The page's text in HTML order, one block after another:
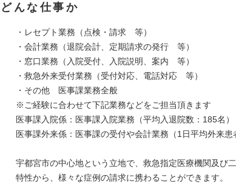
どんな仕事か
・レセプト業務（点検・請求 等）
・会計業務（退院会計、定期請求の発行 等）
・窓口業務（入院受付、入院説明、案内 等）
・救急外来受付業務（受付対応、電話対応 等）
・その他 医事課業務全般
※ご経験に合わせて下記業務などをご担当頂きます
医事課入院係：医事課入院業務（平均入退院数：185名）
医事課外来係：医事課の受付や会計業務（1日平均外来患
宇都宮市の中心地という立地で、救急指定医療機関及び
特性から、様々な症例の請求に携わることができます。